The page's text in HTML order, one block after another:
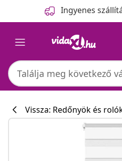
Ingyenes
Vissza: Redőnyök és